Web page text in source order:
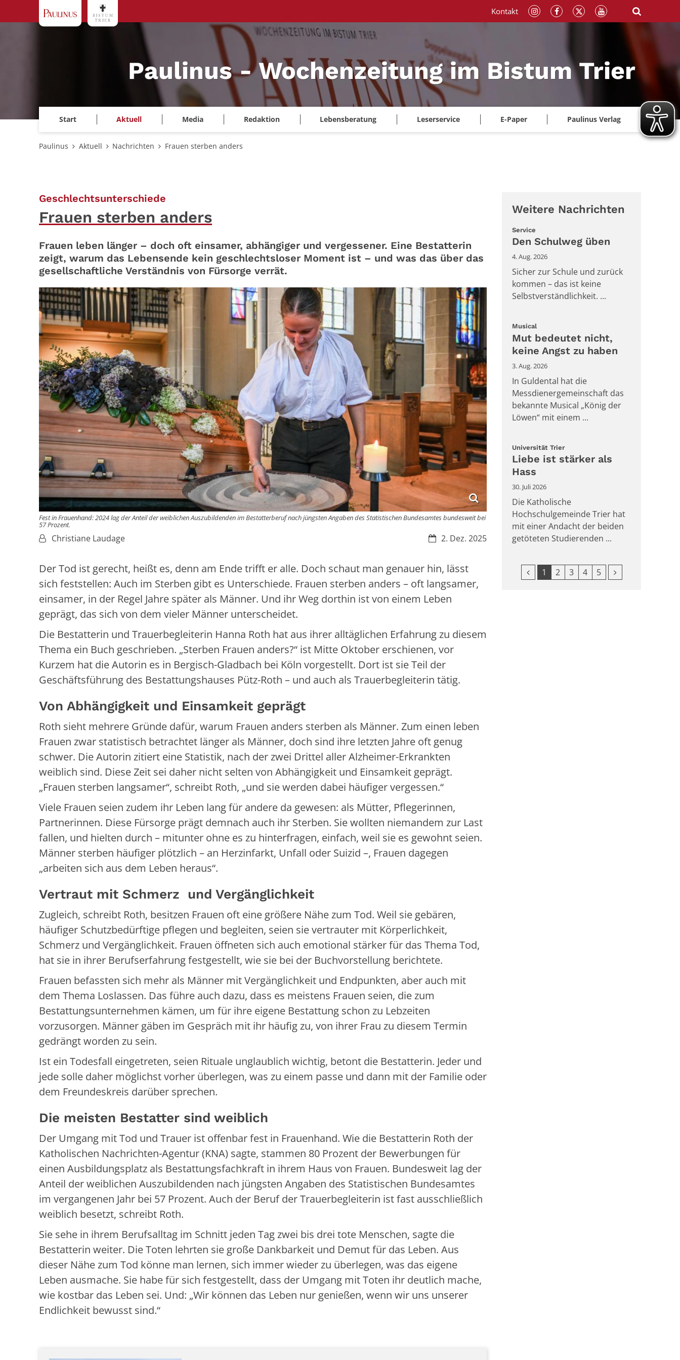
Paulinus - Wochenzeitung im Bistum Trier
Start Aktuell Media Redaktion Lebensberatung Leserservice E-Paper Paulinus Verlag
Kontakt
Paulinus Aktuell Nachrichten Frauen sterben anders
Geschlechtsunterschiede
Frauen sterben anders
Frauen leben länger – doch oft einsamer, abhängiger und vergessener. Eine Bestatterin
zeigt, warum das Lebensende kein geschlechtsloser Moment ist – und was das über das
gesellschaftliche Verständnis von Fürsorge verrät.
Fest in Frauenhand: 2024 lag der Anteil der weiblichen Auszubildenden im Bestatterberuf nach jüngsten Angaben des Statistischen Bundesamtes bundesweit bei
57 Prozent.
Datum:2. Dez. 2025
Von:Christiane Laudage
Der Tod ist gerecht, heißt es, denn am Ende trifft er alle. Doch schaut man genauer hin, lässt
sich feststellen: Auch im Sterben gibt es Unterschiede. Frauen sterben anders – oft langsamer,
einsamer, in der Regel Jahre später als Männer. Und ihr Weg dorthin ist von einem Leben
geprägt, das sich von dem vieler Männer unterscheidet.
Die Bestatterin und Trauerbegleiterin Hanna Roth hat aus ihrer alltäglichen Erfahrung zu diesem
Thema ein Buch geschrieben. „Sterben Frauen anders?“ ist Mitte Oktober erschienen, vor
Kurzem hat die Autorin es in Bergisch-Gladbach bei Köln vorgestellt. Dort ist sie Teil der
Geschäftsführung des Bestattungshauses Pütz-Roth – und auch als Trauerbegleiterin tätig.
Von Abhängigkeit und Einsamkeit geprägt
Roth sieht mehrere Gründe dafür, warum Frauen anders sterben als Männer. Zum einen leben
Frauen zwar statistisch betrachtet länger als Männer, doch sind ihre letzten Jahre oft genug
schwer. Die Autorin zitiert eine Statistik, nach der zwei Drittel aller Alzheimer-Erkrankten
weiblich sind. Diese Zeit sei daher nicht selten von Abhängigkeit und Einsamkeit geprägt.
„Frauen sterben langsamer“, schreibt Roth, „und sie werden dabei häufiger vergessen.“
Viele Frauen seien zudem ihr Leben lang für andere da gewesen: als Mütter, Pflegerinnen,
Partnerinnen. Diese Fürsorge prägt demnach auch ihr Sterben. Sie wollten niemandem zur Last
fallen, und hielten durch – mitunter ohne es zu hinterfragen, einfach, weil sie es gewohnt seien.
Männer sterben häufiger plötzlich – an Herzinfarkt, Unfall oder Suizid –, Frauen dagegen
„arbeiten sich aus dem Leben heraus“.
Vertraut mit Schmerz und Vergänglichkeit
Zugleich, schreibt Roth, besitzen Frauen oft eine größere Nähe zum Tod. Weil sie gebären,
häufiger Schutzbedürftige pflegen und begleiten, seien sie vertrauter mit Körperlichkeit,
Schmerz und Vergänglichkeit. Frauen öffneten sich auch emotional stärker für das Thema Tod,
hat sie in ihrer Berufserfahrung festgestellt, wie sie bei der Buchvorstellung berichtete.
Frauen befassten sich mehr als Männer mit Vergänglichkeit und Endpunkten, aber auch mit
dem Thema Loslassen. Das führe auch dazu, dass es meistens Frauen seien, die zum
Bestattungsunternehmen kämen, um für ihre eigene Bestattung schon zu Lebzeiten
vorzusorgen. Männer gäben im Gespräch mit ihr häufig zu, von ihrer Frau zu diesem Termin
gedrängt worden zu sein.
Ist ein Todesfall eingetreten, seien Rituale unglaublich wichtig, betont die Bestatterin. Jeder und
jede solle daher möglichst vorher überlegen, was zu einem passe und dann mit der Familie oder
dem Freundeskreis darüber sprechen.
Die meisten Bestatter sind weiblich
Der Umgang mit Tod und Trauer ist offenbar fest in Frauenhand. Wie die Bestatterin Roth der
Katholischen Nachrichten-Agentur (KNA) sagte, stammen 80 Prozent der Bewerbungen für
einen Ausbildungsplatz als Bestattungsfachkraft in ihrem Haus von Frauen. Bundesweit lag der
Anteil der weiblichen Auszubildenden nach jüngsten Angaben des Statistischen Bundesamtes
im vergangenen Jahr bei 57 Prozent. Auch der Beruf der Trauerbegleiterin ist fast ausschließlich
weiblich besetzt, schreibt Roth.
Sie sehe in ihrem Berufsalltag im Schnitt jeden Tag zwei bis drei tote Menschen, sagte die
Bestatterin weiter. Die Toten lehrten sie große Dankbarkeit und Demut für das Leben. Aus
dieser Nähe zum Tod könne man lernen, sich immer wieder zu überlegen, was das eigene
Leben ausmache. Sie habe für sich festgestellt, dass der Umgang mit Toten ihr deutlich mache,
wie kostbar das Leben sei. Und: „Wir können das Leben nur genießen, wenn wir uns unserer
Endlichkeit bewusst sind.“
Weitere Nachrichten
Service
Den Schulweg üben
4. Aug. 2026
Sicher zur Schule und zurück
kommen – das ist keine
Selbstverständlichkeit. ...
Musical:
Mut bedeutet nicht,
keine Angst zu haben
3. Aug. 2026
In Guldental hat die
Messdienergemeinschaft das
bekannte Musical „König der
Löwen“ mit einem ...
Universität Trier:
Liebe ist stärker als
Hass
30. Juli 2026
Die Katholische
Hochschulgemeinde Trier hat
mit einer Andacht der beiden
getöteten Studierenden ...
Vorherige Seite
1 2 3 4 5 Nächste Seite